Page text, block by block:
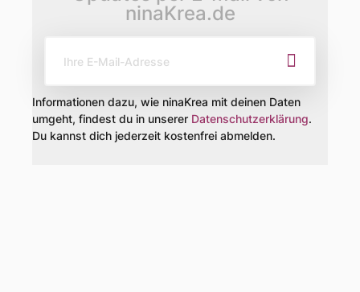
ninaKrea.de
Informationen dazu, wie ninaKrea mit deinen Daten
umgeht, findest du in unserer Datenschutzerklärung.
Du kannst dich jederzeit kostenfrei abmelden.